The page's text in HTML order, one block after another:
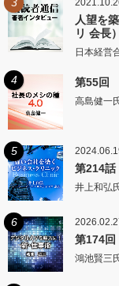
人望を
リ 会長）
日本経営
4 第55回
高島健一
5
第214話
井上和弘
6
第174回
鴻池賢三